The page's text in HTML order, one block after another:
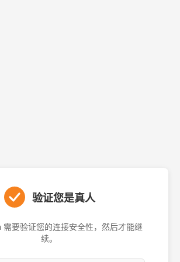
验证您是真人
要验证您的连接安全性，然后才能继
续。